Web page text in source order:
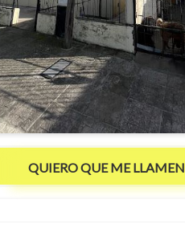
QUIERO QUE ME LLAMEN